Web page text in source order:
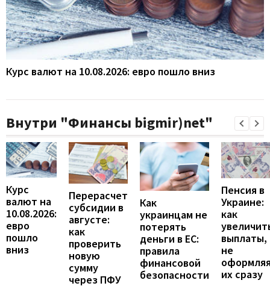
Курс валют на 10.08.2026: евро пошло вниз
Внутри "Финансы bigmir)net"
Курс
валют на
10.08.2026:
евро
пошло
вниз
Перерасчет
субсидии в
августе:
как
проверить
новую
сумму
через ПФУ
Как
украинцам не
потерять
деньги в ЕС:
правила
финансовой
безопасности
Пенсия в
Украине:
как
выплаты,
не
их сразу